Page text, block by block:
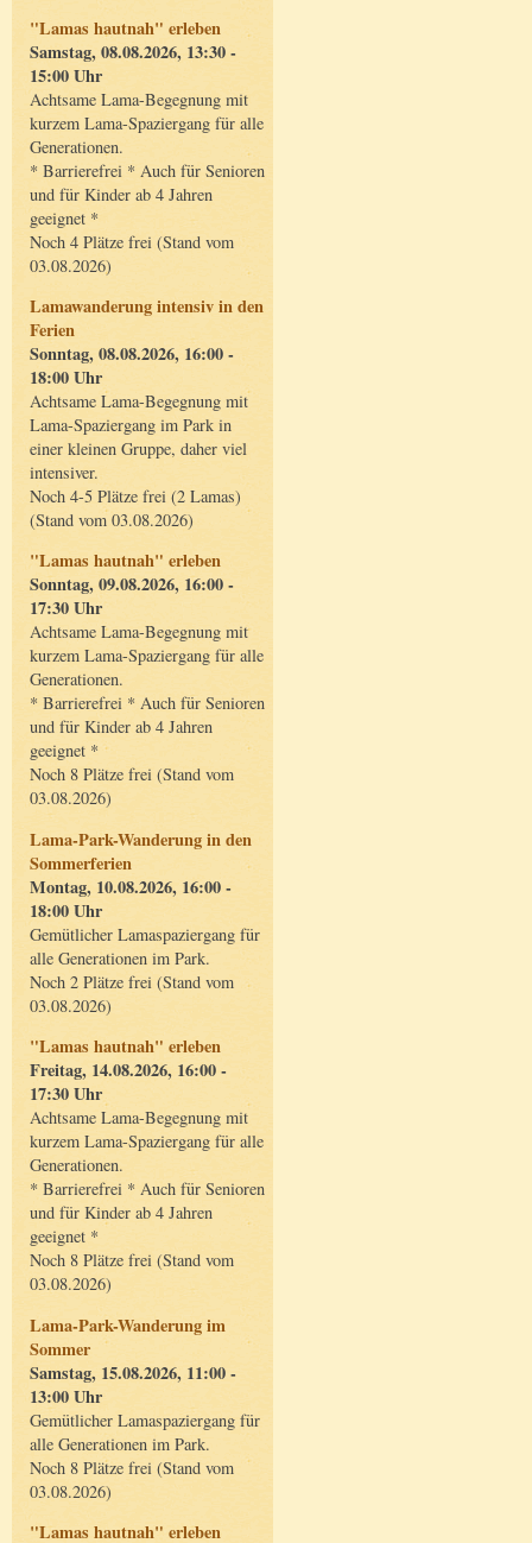
"Lamas hautnah" erleben
Samstag, 08.08.2026, 13:30 -
15:00 Uhr
Achtsame Lama-Begegnung mit
kurzem Lama-Spaziergang für alle
Generationen.
* Barrierefrei * Auch für Senioren
und für Kinder ab 4 Jahren
geeignet *
Noch 4 Plätze frei (Stand vom
03.08.2026)
Lamawanderung intensiv in den
Ferien
Sonntag, 08.08.2026, 16:00 -
18:00 Uhr
Achtsame Lama-Begegnung mit
Lama-Spaziergang im Park in
einer kleinen Gruppe, daher viel
intensiver.
Noch 4-5 Plätze frei (2 Lamas)
(Stand vom 03.08.2026)
"Lamas hautnah" erleben
Sonntag, 09.08.2026, 16:00 -
17:30 Uhr
Achtsame Lama-Begegnung mit
kurzem Lama-Spaziergang für alle
Generationen.
* Barrierefrei * Auch für Senioren
und für Kinder ab 4 Jahren
geeignet *
Noch 8 Plätze frei (Stand vom
03.08.2026)
Lama-Park-Wanderung in den
Sommerferien
Montag, 10.08.2026, 16:00 -
18:00 Uhr
Gemütlicher Lamaspaziergang für
alle Generationen im Park.
Noch 2 Plätze frei (Stand vom
03.08.2026)
"Lamas hautnah" erleben
Freitag, 14.08.2026, 16:00 -
17:30 Uhr
Achtsame Lama-Begegnung mit
kurzem Lama-Spaziergang für alle
Generationen.
* Barrierefrei * Auch für Senioren
und für Kinder ab 4 Jahren
geeignet *
Noch 8 Plätze frei (Stand vom
03.08.2026)
Lama-Park-Wanderung im
Sommer
Samstag, 15.08.2026, 11:00 -
13:00 Uhr
Gemütlicher Lamaspaziergang für
alle Generationen im Park.
Noch 8 Plätze frei (Stand vom
03.08.2026)
"Lamas hautnah" erleben